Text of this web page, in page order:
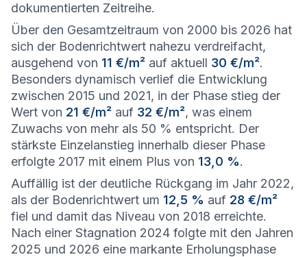
dokumentierten Zeitreihe.
Über den Gesamtzeitraum von 2000 bis 2026 hat
sich der Bodenrichtwert nahezu verdreifacht,
ausgehend von 11 €/m² auf aktuell 30 €/m².
Besonders dynamisch verlief die Entwicklung
zwischen 2015 und 2021, in der Phase stieg der
Wert von 21 €/m² auf 32 €/m², was einem
Zuwachs von mehr als 50 % entspricht. Der
stärkste Einzelanstieg innerhalb dieser Phase
erfolgte 2017 mit einem Plus von 13,0 %.
Auffällig ist der deutliche Rückgang im Jahr 2022,
als der Bodenrichtwert um 12,5 % auf 28 €/m²
fiel und damit das Niveau von 2018 erreichte.
Nach einer Stagnation 2024 folgte mit den Jahren
2025 und 2026 eine markante Erholungsphase